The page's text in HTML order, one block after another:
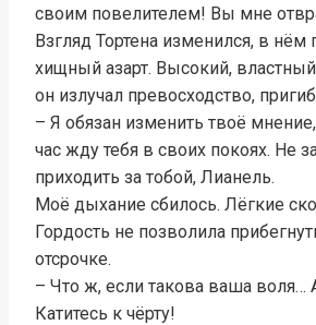
своим повелителем! Вы мне
Взгляд Тортена изменился, в нём
хищный азарт. Высокий,
он излучал превосходство,
– Я обязан изменить твоё
час жду тебя в своих покоях. Не
приходить за тобой, Лианель.
Моё дыхание сбилось. Лёгкие
Гордость не позволила
отсрочке.
– Что ж, если такова ваша воля…
Катитесь к чёрту!